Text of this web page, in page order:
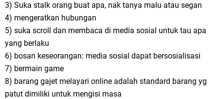
3) Suka stalk orang buat apa, nak tanya malu atau segan
4) mengeratkan hubungan
5) suka scroll dan membaca di media sosial untuk tau apa
yang berlaku
6) bosan keseorangan: media sosial dapat bersosialisasi
7) bermain game
8) barang gajet melayari online adalah standard barang yg
patut dimiliki untuk mengisi masa